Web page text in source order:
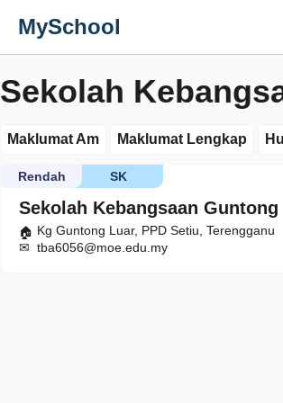
MySchool
Sekolah
Maklumat Am Maklumat Lengkap
Sekolah Kebangsaan
SK
Rendah
Kg Guntong Luar, PPD Setiu, Terengganu
tba6056@moe.edu.my